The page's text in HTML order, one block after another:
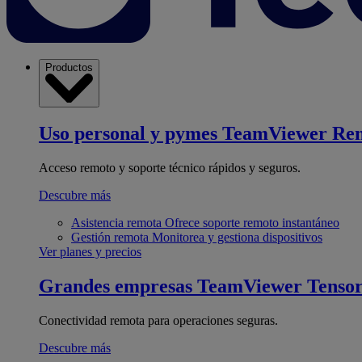
Productos
Uso personal y pymes TeamViewer
Acceso remoto y soporte técnico rápidos y seguros.
Descubre más
Asistencia remota Ofrece soporte remoto instantáneo
Gestión remota Monitorea y gestiona dispositivos
Ver planes y precios
Grandes empresas TeamViewer Tensor
Conectividad remota para operaciones seguras.
Descubre más